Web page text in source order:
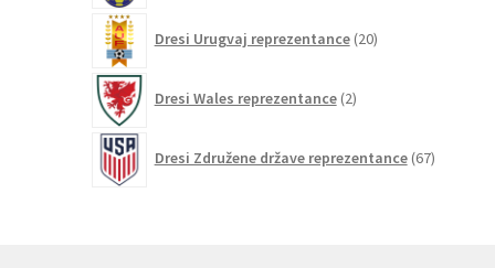
Dresi Urugvaj reprezentance 20izdelkov
Dresi Wales reprezentance 2izdelka
Dresi Združene države reprezentance 67izdelkov